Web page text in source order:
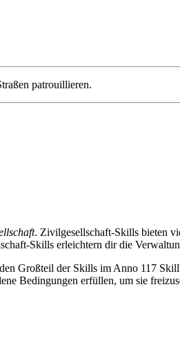
patrouillieren.
. Zivilgesellschaft-Skills bieten
Skills erleichtern dir die
Großteil der Skills im Anno 117
Bedingungen erfüllen, um sie